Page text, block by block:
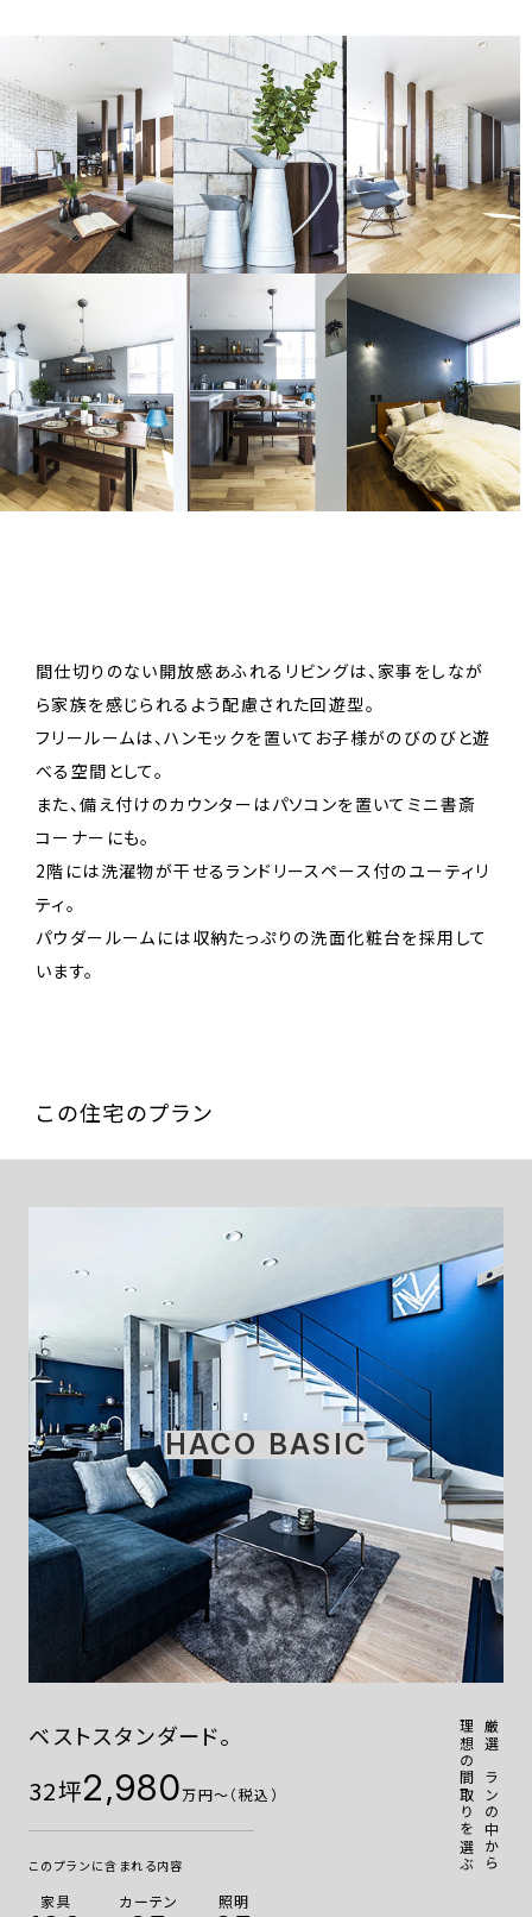
間仕切りのない開放感あふれるリビングは、家事をしなが
ら家族を感じられるよう配慮された回遊型。
フリールームは、ハンモックを置いてお子様がのびのびと遊
べる空間として。
また、備え付けのカウンターはパソコンを置いてミニ書斎
コーナーにも。
2階には洗濯物が干せるランドリースペース付のユーティリ
ティ。
パウダールームには収納たっぷりの洗面化粧台を採用して
います。
この住宅のプラン
HACO BASIC
ベストスタンダード。
32坪2,980万円〜（税込）
このプランに含まれる内容
家具 カーテン 照明
厳選プランの中から
理想の間取りを選ぶ